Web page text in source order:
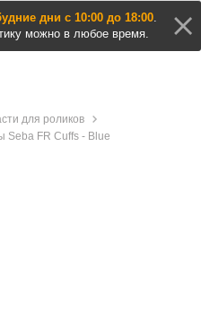
дни с 10:00 до 18:00.
можно в любое время.
для роликов
Seba FR Cuffs - Blue